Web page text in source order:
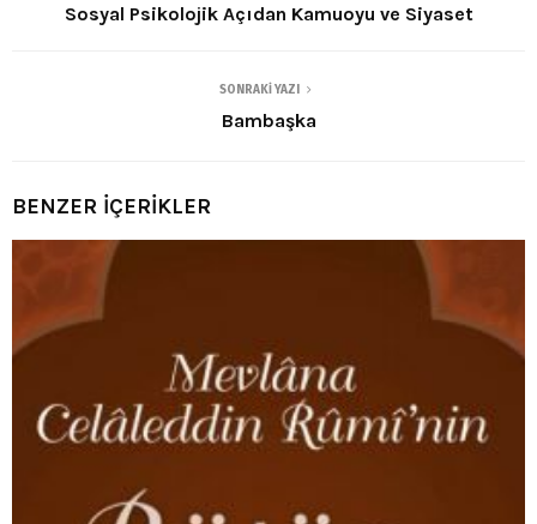
Sosyal Psikolojik Açıdan Kamuoyu ve Siyaset
SONRAKI YAZI
Bambaşka
BENZER İÇERİKLER